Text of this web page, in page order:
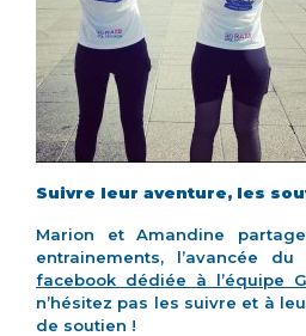
Suivre leur aventure, les
Marion et Amandine
entrainements, l’avancée
facebook dédiée à l’équipe
n’hésitez pas les suivre et à
de soutien !